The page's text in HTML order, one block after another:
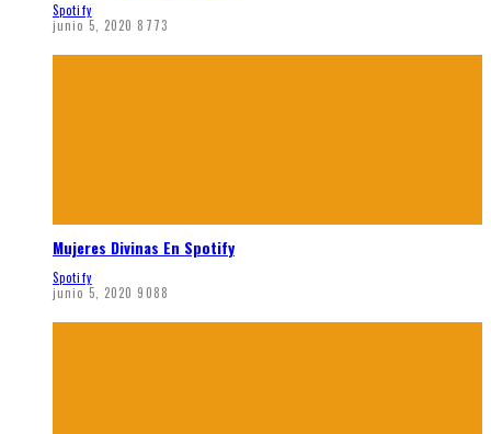
Spotify
junio 5, 2020 8773
Mujeres Divinas En Spotify
Spotify
junio 5, 2020 9088